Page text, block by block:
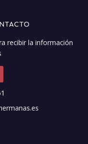
recibir la información